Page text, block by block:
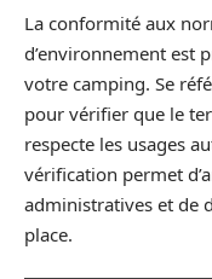
La conformité aux
d’environnement est
votre camping. Se
pour vérifier que le
respecte les usages
vérification permet
administratives et de
place.